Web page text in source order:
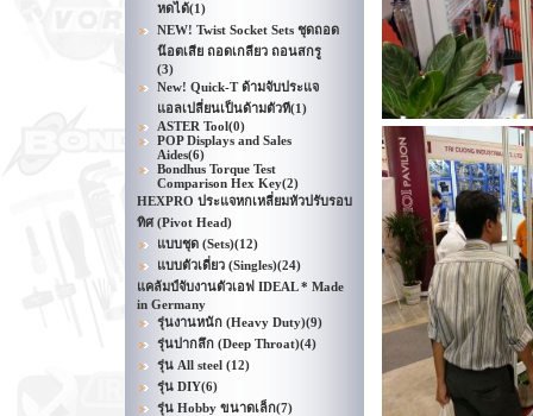
หดได้(1)
NEW! Twist Socket Sets ชุดถอด
น๊อตเสีย ถอดเกลียว ถอนสกรู
(3)
New! Quick-T ด้ามจับประแจ
แอลเปลี่ยนเป็นด้ามตัวที(1)
ASTER Tool(0)
POP Displays and Sales
Aides(6)
Bondhus Torque Test
Comparison Hex Key(2)
HEXPRO ประแจหกเหลี่ยมหัวปรับรอบ
ทิศ (Pivot Head)
แบบชุด (Sets)(12)
แบบตัวเดี่ยว (Singles)(24)
แคล้มป์จับงานตัวเอฟ IDEAL * Made
in Germany
รุ่นงานหนัก (Heavy Duty)(9)
รุ่นปากลึก (Deep Throat)(4)
รุ่น All steel (12)
รุ่น DIY(6)
รุ่น Hobby ขนาดเล็ก(7)